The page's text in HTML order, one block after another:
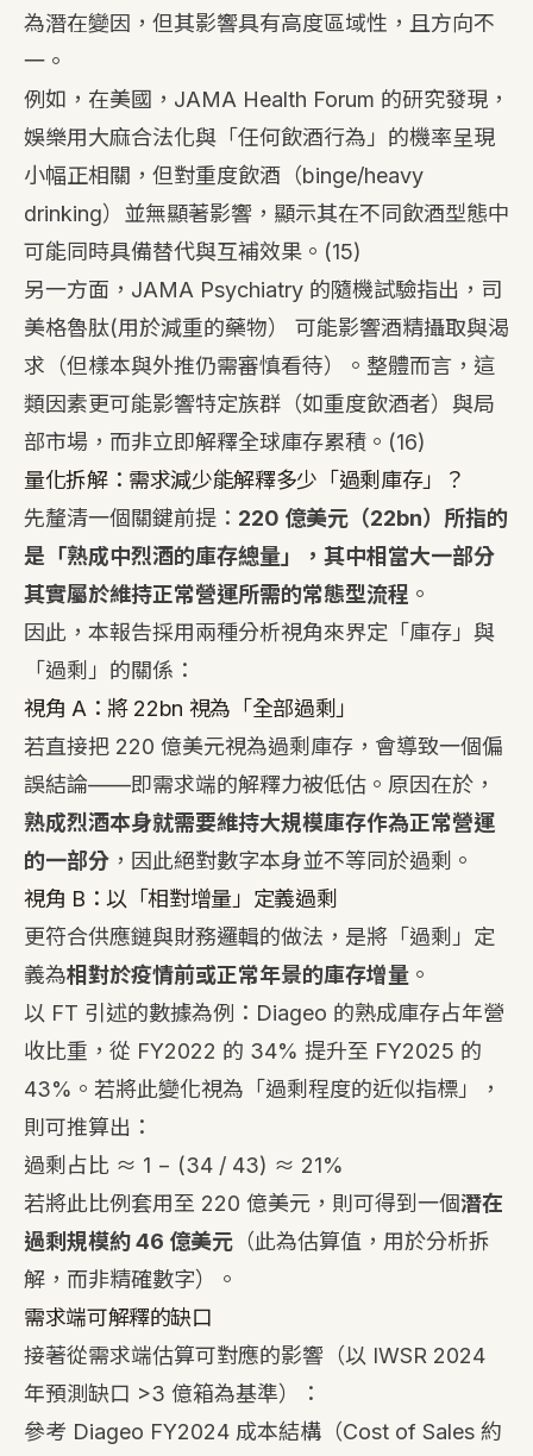
為潛在變因，但其影響具有高度區域性，且方向不
一。
例如，在美國，JAMA Health Forum 的研究發現，
娛樂用大麻合法化與「任何飲酒行為」的機率呈現
小幅正相關，但對重度飲酒（binge/heavy
drinking）並無顯著影響，顯示其在不同飲酒型態中
可能同時具備替代與互補效果。 (15)
另一方面，JAMA Psychiatry 的隨機試驗指出，司
美格魯肽(用於減重的藥物） 可能影響酒精攝取與渴
求（但樣本與外推仍需審慎看待）。整體而言，這
類因素更可能影響特定族群（如重度飲酒者）與局
部市場，而非立即解釋全球庫存累積。 (16)
量化拆解：需求減少能解釋多少「過剩庫存」？
先釐清一個關鍵前提： 220 億美元（22bn）所指的
是「熟成中烈酒的庫存總量」，其中相當大一部分
其實屬於維持正常營運所需的常態型流程 。
因此，本報告採用兩種分析視角來界定「庫存」與
「過剩」的關係：
視角 A：將 22bn 視為「全部過剩」
若直接把 220 億美元視為過剩庫存，會導致一個偏
誤結論——即需求端的解釋力被低估。原因在於，
熟成烈酒本身就需要維持大規模庫存作為正常營運
的一部分 ，因此絕對數字本身並不等同於過剩。
視角 B：以「相對增量」定義過剩
更符合供應鏈與財務邏輯的做法，是將「過剩」定
義為相對於疫情前或正常年景的庫存增量 。
以 FT 引述的數據為例：Diageo 的熟成庫存占年營
收比重，從 FY2022 的 34% 提升至 FY2025 的
43%。若將此變化視為「過剩程度的近似指標」，
則可推算出：
過剩占比 ≈ 1 − (34 / 43) ≈ 21%
若將此比例套用至 220 億美元，則可得到一個潛在
過剩規模約 46 億美元 （此為估算值，用於分析拆
解，而非精確數字）。
需求端可解釋的缺口
接著從需求端估算可對應的影響（以 IWSR 2024
年預測缺口 >3 億箱為基準）：
參考 Diageo FY2024 成本結構（Cost of Sales 約